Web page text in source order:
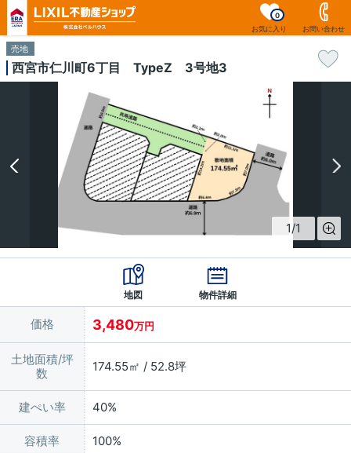
お気に入り
0
お問い合わせ
売地
西宮市仁川町6丁目 TypeZ 3号地3
1/1
地図 物件詳細
価格 3,480万円
土地面積/坪
数
174.55㎡ / 52.8坪
建ぺい率 40%
容積率 100%